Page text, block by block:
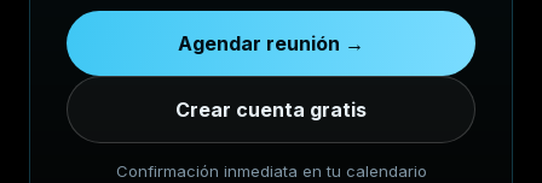
Agendar reunión →
Crear cuenta gratis
Confirmación inmediata en tu calendario